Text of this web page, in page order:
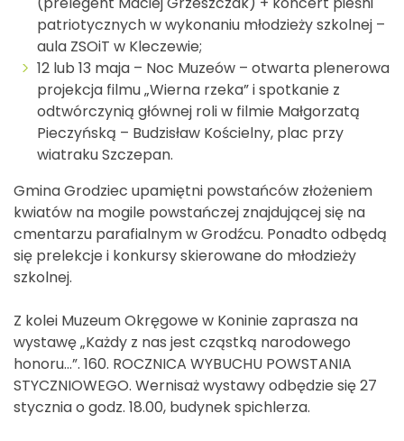
patriotycznych w wykonaniu młodzieży szkolnej –
aula ZSOiT w Kleczewie;
12 lub 13 maja – Noc Muzeów – otwarta plenerowa
projekcja filmu „Wierna rzeka” i spotkanie z
odtwórczynią głównej roli w filmie Małgorzatą
Pieczyńską – Budzisław Kościelny, plac przy
wiatraku Szczepan.
Gmina Grodziec upamiętni powstańców złożeniem
kwiatów na mogile powstańczej znajdującej się na
cmentarzu parafialnym w Grodźcu. Ponadto odbędą
się prelekcje i konkursy skierowane do młodzieży
szkolnej.
Z kolei Muzeum Okręgowe w Koninie zaprasza na
wystawę „Każdy z nas jest cząstką narodowego
honoru…”. 160. ROCZNICA WYBUCHU POWSTANIA
STYCZNIOWEGO. Wernisaż wystawy odbędzie się 27
stycznia o godz. 18.00, budynek spichlerza.